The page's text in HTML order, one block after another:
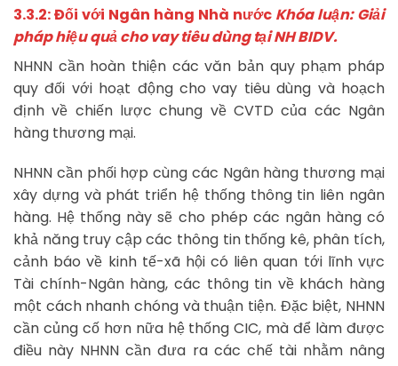
3.3.2: Đối với Ngân hàng Nhà nước Khóa luận: Giải
pháp hiệu quả cho vay tiêu dùng tại NH BIDV.
NHNN cần hoàn thiện các văn bản quy phạm pháp
quy đối với hoạt động cho vay tiêu dùng và hoạch
định về chiến lược chung về CVTD của các Ngân
hàng thương mại.
NHNN cần phối hợp cùng các Ngân hàng thương mại
xây dựng và phát triển hệ thống thông tin liên ngân
hàng. Hệ thống này sẽ cho phép các ngân hàng có
khả năng truy cập các thông tin thống kê, phân tích,
cảnh báo về kinh tế-xã hội có liên quan tới lĩnh vực
Tài chính-Ngân hàng, các thông tin về khách hàng
một cách nhanh chóng và thuận tiện. Đặc biệt, NHNN
cần củng cố hơn nữa hệ thống CIC, mà để làm được
điều này NHNN cần đưa ra các chế tài nhằm nâng